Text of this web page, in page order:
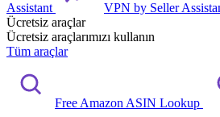
Assistant
VPN by Seller
Ücretsiz araçlar
Ücretsiz araçlarımızı kullanın
Tüm araçlar
Free Amazon ASIN Lookup